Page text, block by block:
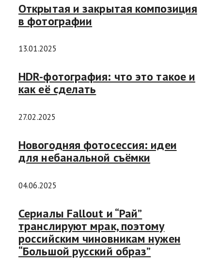
Открытая и закрытая композиция
в фотографии
13.01.2025
HDR-фотография: что это такое и
как её сделать
27.02.2025
Новогодняя фотосессия: идеи
для небанальной съёмки
04.06.2025
Сериалы Fallout и “Рай”
транслируют мрак, поэтому
российским чиновникам нужен
“Большой русский образ”